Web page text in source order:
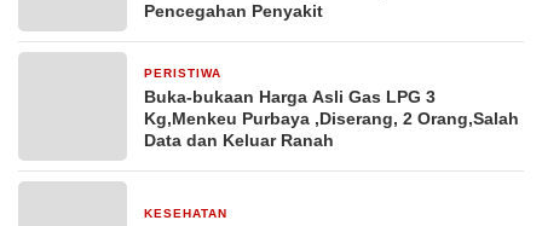
Pencegahan Penyakit
PERISTIWA
Buka-bukaan Harga Asli Gas LPG 3
Kg,Menkeu Purbaya ,Diserang, 2 Orang,Salah
Data dan Keluar Ranah
KESEHATAN